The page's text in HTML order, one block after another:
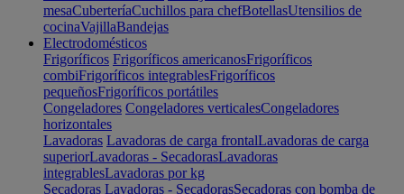
mesaCuberteríaCuchillos para chefBotellasUtensilios de
cocinaVajillaBandejas
Electrodomésticos
Frigoríficos Frigoríficos americanosFrigoríficos
combiFrigoríficos integrablesFrigoríficos
pequeñosFrigoríficos portátiles
Congeladores Congeladores verticalesCongeladores
horizontales
Lavadoras Lavadoras de carga frontalLavadoras de carga
superiorLavadoras - SecadorasLavadoras
integrablesLavadoras por kg
Secadoras Lavadoras - SecadorasSecadoras con bomba de